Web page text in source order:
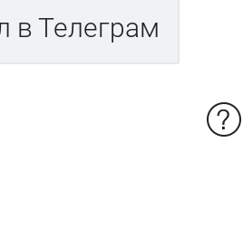
в Телеграм